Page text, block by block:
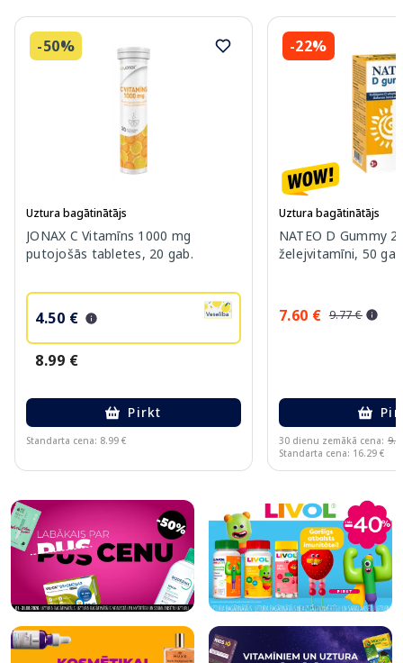
-50%
Uztura bagātinātājs
JONAX C Vitamīns 1000 mg
putojošās tabletes, 20 gab.
4.50 €
8.99 €
Pirkt
Standarta cena: 8.99 €
-22%
Uztura bagātinātājs
NATEO D Gummy
želejvitamīni, 50
7.60 € 9.77 €
30 dienu zemākā cena:
Standarta cena: 16.29 €